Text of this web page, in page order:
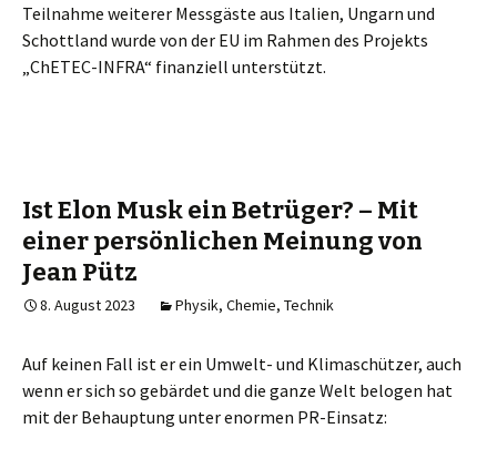
Teilnahme weiterer Messgäste aus Italien, Ungarn und
Schottland wurde von der EU im Rahmen des Projekts
„ChETEC-INFRA“ finanziell unterstützt.
Ist Elon Musk ein Betrüger? – Mit
einer persönlichen Meinung von
Jean Pütz
8. August 2023 Physik, Chemie, Technik
Auf keinen Fall ist er ein Umwelt- und Klimaschützer, auch
wenn er sich so gebärdet und die ganze Welt belogen hat
mit der Behauptung unter enormen PR-Einsatz: